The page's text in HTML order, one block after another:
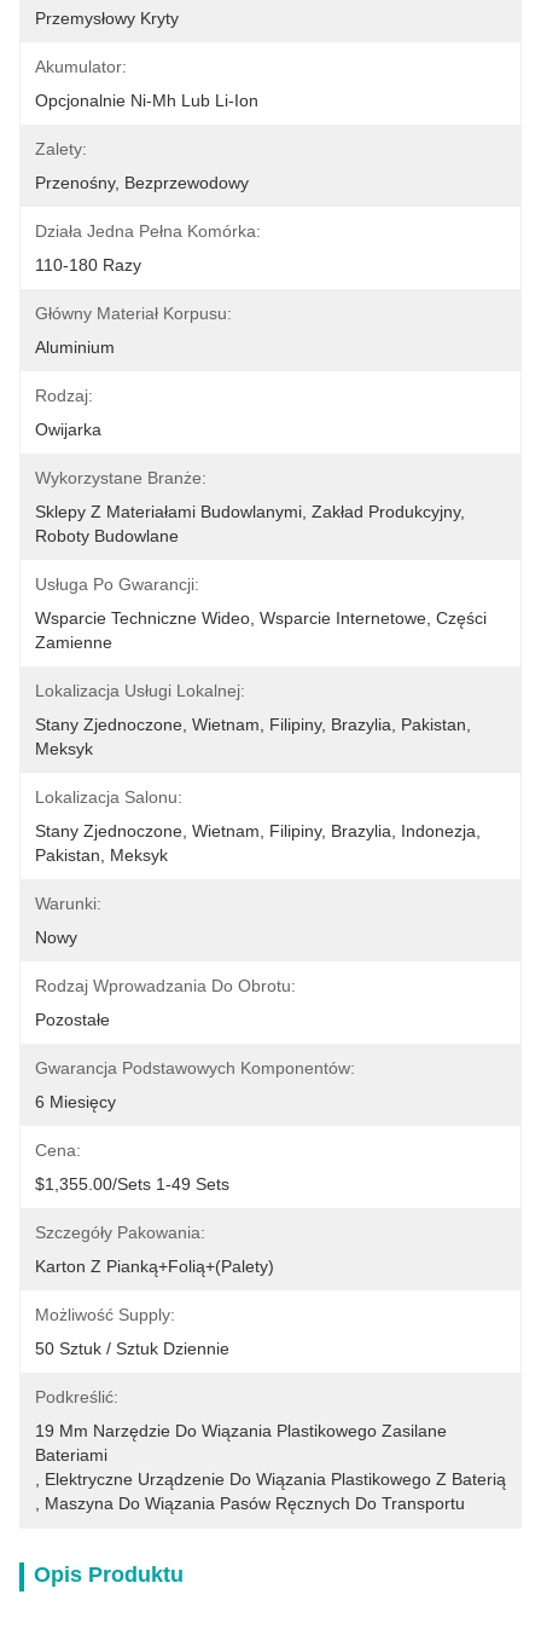
Przemysłowy Kryty
Akumulator:
Opcjonalnie Ni-Mh Lub Li-Ion
Zalety:
Przenośny, Bezprzewodowy
Działa Jedna Pełna Komórka:
110-180 Razy
Główny Materiał Korpusu:
Aluminium
Rodzaj:
Owijarka
Wykorzystane Branże:
Sklepy Z Materiałami Budowlanymi, Zakład Produkcyjny,
Roboty Budowlane
Usługa Po Gwarancji:
Wsparcie Techniczne Wideo, Wsparcie Internetowe, Części
Zamienne
Lokalizacja Usługi Lokalnej:
Stany Zjednoczone, Wietnam, Filipiny, Brazylia, Pakistan,
Meksyk
Lokalizacja Salonu:
Stany Zjednoczone, Wietnam, Filipiny, Brazylia, Indonezja,
Pakistan, Meksyk
Warunki:
Nowy
Rodzaj Wprowadzania Do Obrotu:
Pozostałe
Gwarancja Podstawowych Komponentów:
6 Miesięcy
Cena:
$1,355.00/sets 1-49 Sets
Szczegóły Pakowania:
Karton Z Pianką+folią+(palety)
Możliwość Supply:
50 Sztuk / Sztuk Dziennie
Podkreślić:
19 Mm Narzędzie Do Wiązania Plastikowego Zasilane
Bateriami
Elektryczne Urządzenie Do Wiązania Plastikowego Z Baterią
Maszyna Do Wiązania Pasów Ręcznych Do Transportu
Opis Produktu